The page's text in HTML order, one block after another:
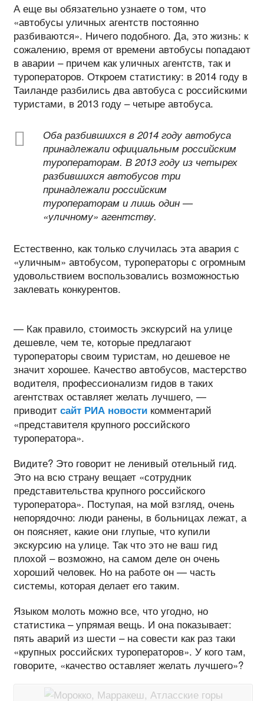
А еще вы обязательно узнаете о том, что
«автобусы уличных агентств постоянно
разбиваются». Ничего подобного. Да, это жизнь: к
сожалению, время от времени автобусы попадают
в аварии – причем как уличных агентств, так и
туроператоров. Откроем статистику: в 2014 году в
Таиланде разбились два автобуса с российскими
туристами, в 2013 году – четыре автобуса.
Оба разбившихся в 2014 году автобуса
принадлежали официальным российским
туроператорам. В 2013 году из четырех
разбившихся автобусов три
принадлежали российским
туроператорам и лишь один —
«уличному» агентству.
Естественно, как только случилась эта авария с
«уличным» автобусом, туроператоры с огромным
удовольствием воспользовались возможностью
заклевать конкурентов.
— Как правило, стоимость экскурсий на улице
дешевле, чем те, которые предлагают
туроператоры своим туристам, но дешевое не
значит хорошее. Качество автобусов, мастерство
водителя, профессионализм гидов в таких
агентствах оставляет желать лучшего, —
приводит сайт РИА новостикомментарий
«представителя крупного российского
туроператора».
Видите? Это говорит не ленивый отельный гид.
Это на всю страну вещает «сотрудник
представительства крупного российского
туроператора». Поступая, на мой взгляд, очень
непорядочно: люди ранены, в больницах лежат, а
он поясняет, какие они глупые, что купили
экскурсию на улице. Так что это не ваш гид
плохой – возможно, на самом деле он очень
хороший человек. Но на работе он — часть
системы, которая делает его таким.
Языком молоть можно все, что угодно, но
статистика – упрямая вещь. И она показывает:
пять аварий из шести – на совести как раз таки
«крупных российских туроператоров». У кого там,
говорите, «качество оставляет желать лучшего»?